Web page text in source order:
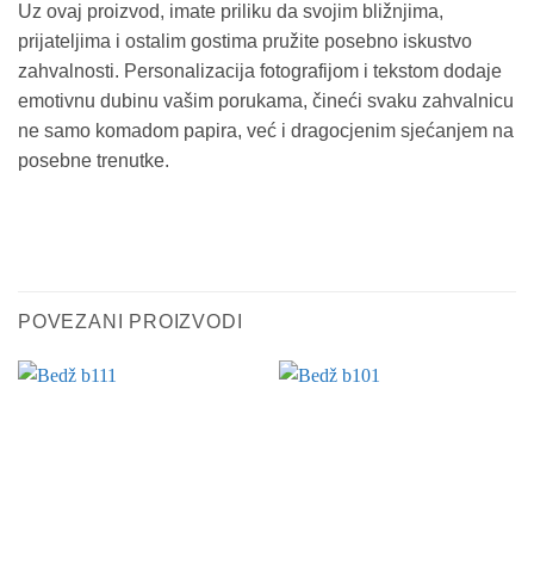
Uz ovaj proizvod, imate priliku da svojim bližnjima,
prijateljima i ostalim gostima pružite posebno iskustvo
zahvalnosti. Personalizacija fotografijom i tekstom dodaje
emotivnu dubinu vašim porukama, čineći svaku zahvalnicu
ne samo komadom papira, već i dragocjenim sjećanjem na
posebne trenutke.
POVEZANI PROIZVODI